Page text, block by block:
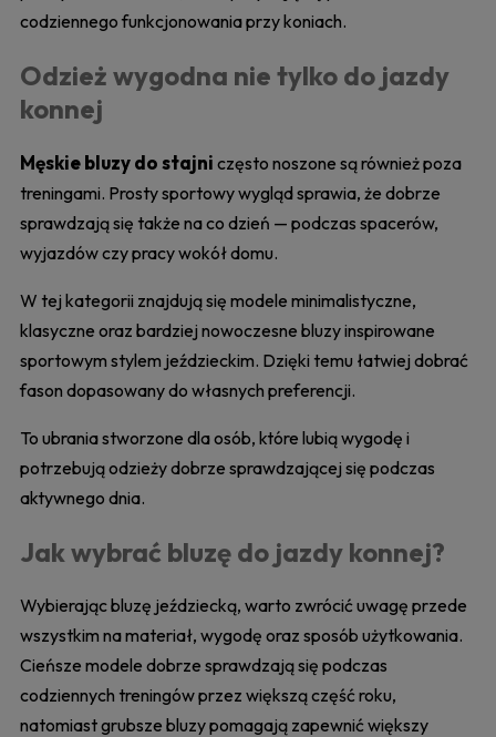
codziennego funkcjonowania przy koniach.
Odzież wygodna nie tylko do jazdy
konnej
Męskie bluzy do stajni często noszone są również poza
treningami. Prosty sportowy wygląd sprawia, że dobrze
sprawdzają się także na co dzień — podczas spacerów,
wyjazdów czy pracy wokół domu.
W tej kategorii znajdują się modele minimalistyczne,
klasyczne oraz bardziej nowoczesne bluzy inspirowane
sportowym stylem jeździeckim. Dzięki temu łatwiej dobrać
fason dopasowany do własnych preferencji.
To ubrania stworzone dla osób, które lubią wygodę i
potrzebują odzieży dobrze sprawdzającej się podczas
aktywnego dnia.
Jak wybrać bluzę do jazdy konnej?
Wybierając bluzę jeździecką, warto zwrócić uwagę przede
wszystkim na materiał, wygodę oraz sposób użytkowania.
Cieńsze modele dobrze sprawdzają się podczas
codziennych treningów przez większą część roku,
natomiast grubsze bluzy pomagają zapewnić większy